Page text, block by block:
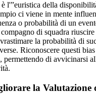
l'”euristica della
ci viene in mente
o probabilità di un
di squadra riuscire
la probabilità di
Riconoscere questi
permettendo di avvicinarsi
la Valutazione